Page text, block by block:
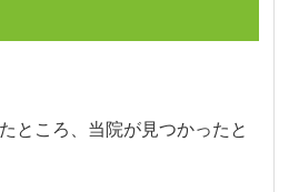
ところ、当院が見つかったと